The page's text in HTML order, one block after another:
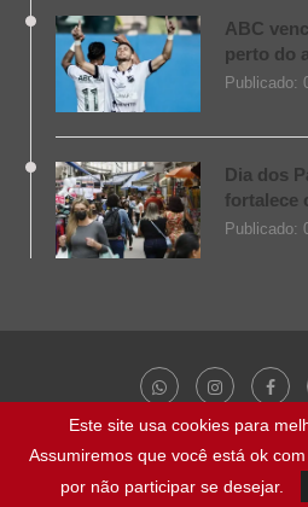
ABC
perto do
Publicado:
Dia dos
fortalece
Publicado:
@ 2023 - Todos os direitos
Este site usa cookies para
Assumiremos que você está ok
por não participar se desejar.